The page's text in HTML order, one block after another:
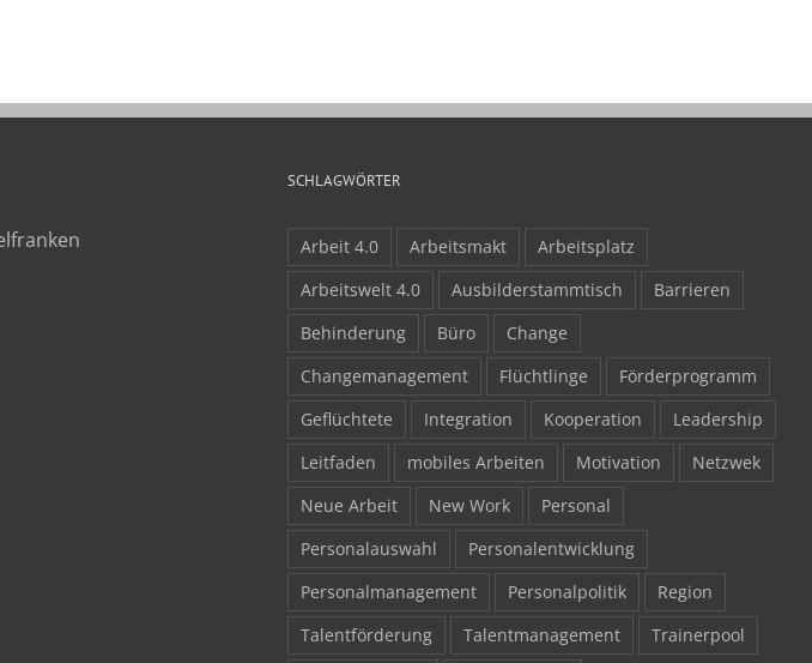
SCHLAGWÖRTER
Arbeit 4.0 Arbeitsmakt
Arbeitsplatz
Arbeitswelt 4.0
Ausbilderstammtisch
Barrieren
Behinderung
Büro
Change
Changemanagement
Flüchtlinge
Förderprogramm
Geflüchtete
Integration Kooperation
Leadership
Leitfaden
mobiles Arbeiten Motivation
Netzwek
Neue Arbeit
New Work
Personal
Personalauswahl
Personalentwicklung
Personalmanagement
Personalpolitik
Region
Talentförderung
Talentmanagement Trainerpool